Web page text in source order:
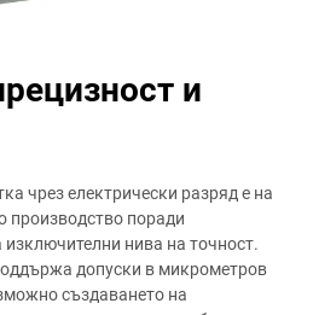
и
чрез електрически разряд е на
производство поради
изключителни нива на точност.
допуски в микрометров
създаването на